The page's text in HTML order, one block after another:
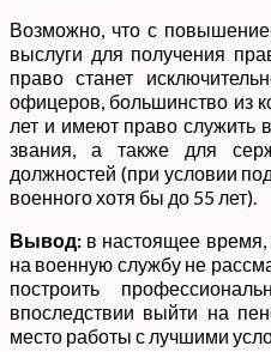
Возможно, что с
выслуги для получения
право станет
офицеров, большинство из
лет и имеют право служить
звания, а также для
должностей (при условии
военного хотя бы до 55 лет).
Вывод: в настоящее время,
на военную службу не
построить
впоследствии выйти на
место работы с лучшими